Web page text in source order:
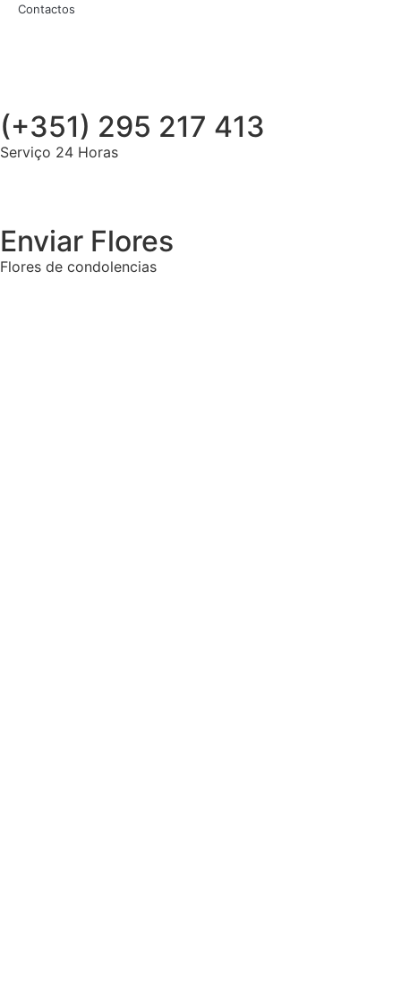
Contactos
(+351) 295 217 413
Serviço 24 Horas
Enviar Flores
Flores de condolencias